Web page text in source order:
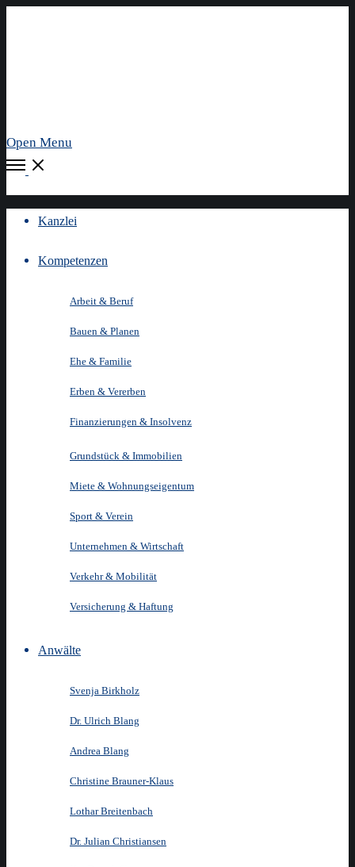
Open Menu
Kanzlei
Kompetenzen
Arbeit & Beruf
Bauen & Planen
Ehe & Familie
Erben & Vererben
Finanzierungen & Insolvenz
Grundstück & Immobilien
Miete & Wohnungseigentum
Sport & Verein
Unternehmen & Wirtschaft
Verkehr & Mobilität
Versicherung & Haftung
Anwälte
Svenja Birkholz
Dr. Ulrich Blang
Andrea Blang
Christine Brauner-Klaus
Lothar Breitenbach
Dr. Julian Christiansen